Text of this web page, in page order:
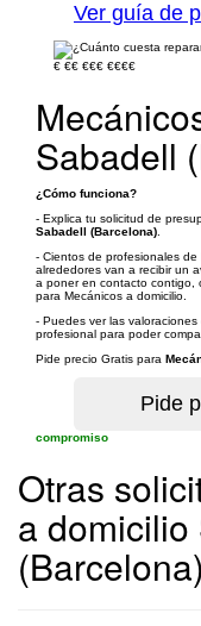
Ver guía de
€ €€ €€€ €€€€
Sabadell
¿Cómo funciona?
- Explica tu solicitud de
Sabadell (Barcelona)
- Cientos de profesionales
alrededores van a recibir un
a poner en contacto contigo,
para Mecánicos a domicilio.
- Puedes ver las
profesional para poder
Pide precio Gratis para
compromiso
Otras
a
(Barcelona)